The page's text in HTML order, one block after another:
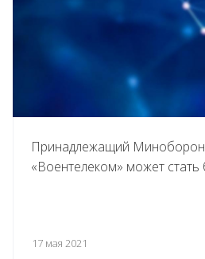
Принадлежащий
«Воентелеком» может стать
17 мая 2021